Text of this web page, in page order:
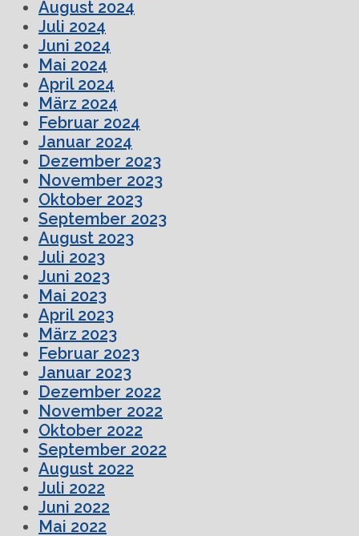
August 2024
Juli 2024
Juni 2024
Mai 2024
April 2024
März 2024
Februar 2024
Januar 2024
Dezember 2023
November 2023
Oktober 2023
September 2023
August 2023
Juli 2023
Juni 2023
Mai 2023
April 2023
März 2023
Februar 2023
Januar 2023
Dezember 2022
November 2022
Oktober 2022
September 2022
August 2022
Juli 2022
Juni 2022
Mai 2022